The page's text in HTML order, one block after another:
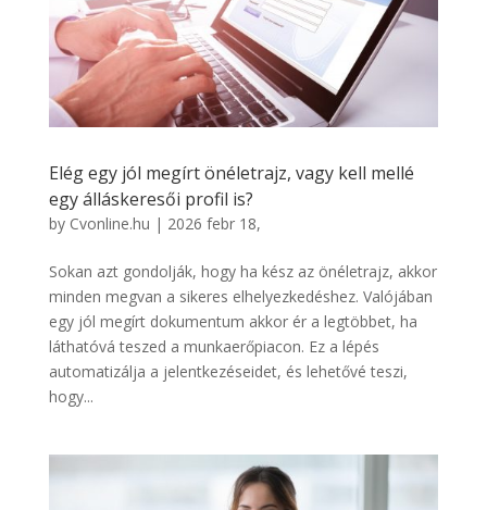
Elég egy jól megírt önéletrajz, vagy kell mellé
egy álláskeresői profil is?
by Cvonline.hu | 2026 febr 18,
Sokan azt gondolják, hogy ha kész az önéletrajz, akkor
minden megvan a sikeres elhelyezkedéshez. Valójában
egy jól megírt dokumentum akkor ér a legtöbbet, ha
láthatóvá teszed a munkaerőpiacon. Ez a lépés
automatizálja a jelentkezéseidet, és lehetővé teszi,
hogy...